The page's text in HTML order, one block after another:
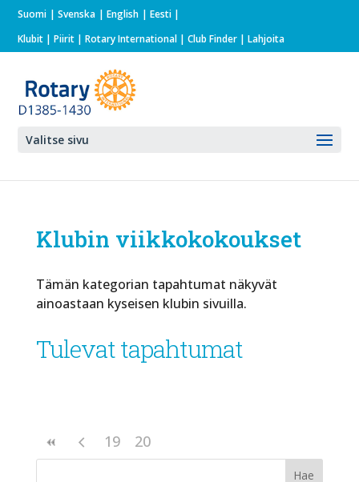
Suomi Svenska English
Eesti
Klubit |Piirit |Rotary International | Club Finder | Lahjoita
Valitse sivu
Klubin viikkokokoukset
Tämän kategorian tapahtumat näkyvät
ainoastaan kyseisen klubin sivuilla.
Tulevat tapahtumat
19 20